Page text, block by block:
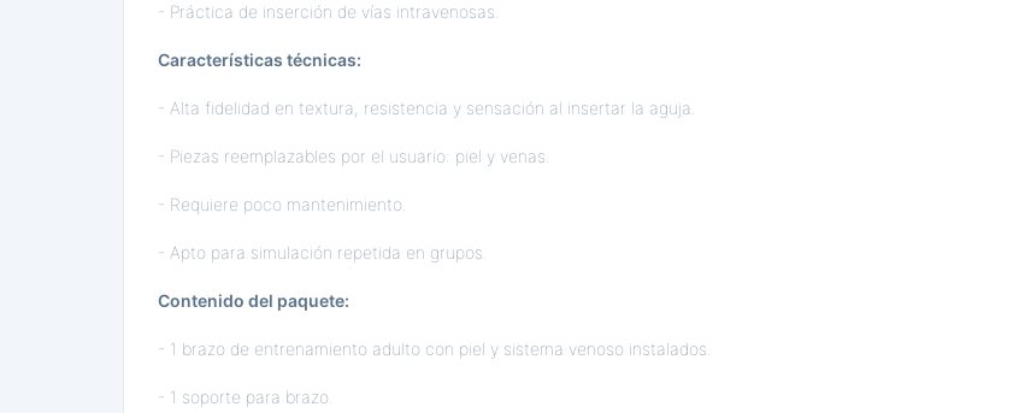
- Práctica de inserción de vías intravenosas.
Características técnicas:
- Alta fidelidad en textura, resistencia y sensación al insertar la aguja.
- Piezas reemplazables por el usuario: piel y venas.
- Requiere poco mantenimiento.
- Apto para simulación repetida en grupos.
Contenido del paquete:
- 1 brazo de entrenamiento adulto con piel y sistema venoso instalados.
- 1 soporte para brazo.